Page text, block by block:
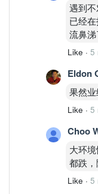
遇到
已经
流鼻
Like · 5
Eldon
果然
Like · 5
Choo
大环
都跌，
Like · 5